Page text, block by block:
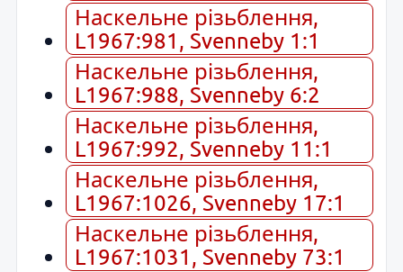
Наскельне різьблення,
L1967:981, Svenneby 1:1
Наскельне різьблення,
L1967:988, Svenneby 6:2
Наскельне різьблення,
L1967:992, Svenneby 11:1
Наскельне різьблення,
L1967:1026, Svenneby 17:1
Наскельне різьблення,
L1967:1031, Svenneby 73:1